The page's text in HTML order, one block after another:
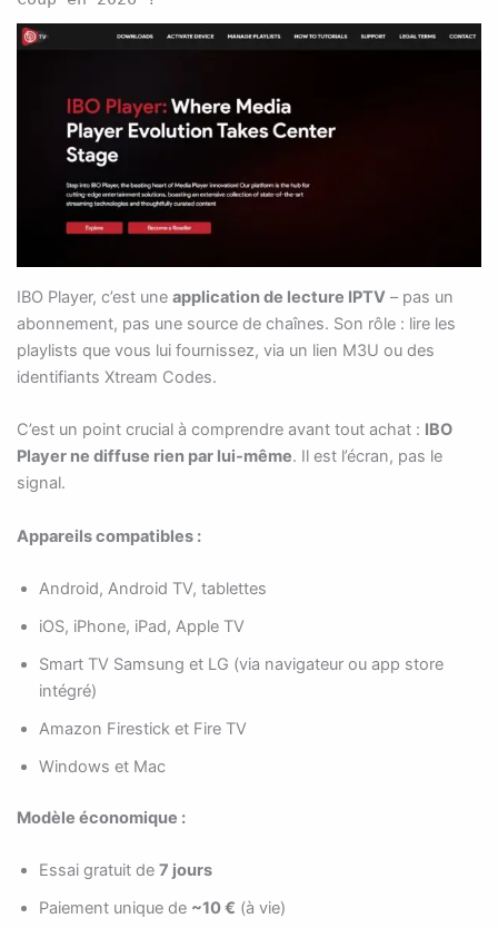
IBO Player, c’est une application de lecture IPTV– pas un
abonnement, pas une source de chaînes. Son rôle : lire les
playlists que vous lui fournissez, via un lien M3U ou des
identifiants Xtream Codes.
C’est un point crucial à comprendre avant tout achat : IBO
Player ne diffuse rien par lui-même. Il est l’écran, pas le
signal.
Appareils compatibles :
Android, Android TV, tablettes
iOS, iPhone, iPad, Apple TV
Smart TV Samsung et LG (via navigateur ou app store
intégré)
Amazon Firestick et Fire TV
Windows et Mac
Modèle économique :
Essai gratuit de 7 jours
Paiement unique de ~10 € (à vie)